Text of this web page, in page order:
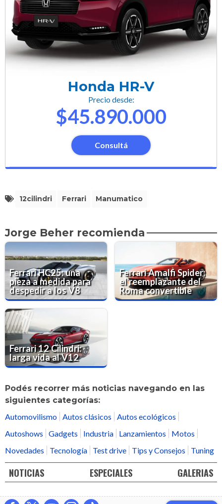
Honda HR-V
Precio desde:
$45.890.000
Consultá
12cilindri Ferrari Manumatico
Jorge Beher recomienda
Ferrari HC25: una
pieza a medida para
despedir a los V8
Ferrari Amalfi Spider:
el reemplazante del
Roma convertible
Ferrari 12 Cilindri:
larga vida al V12
Podés recorrer más noticias navegando en las
siguientes categorías:
Automovilismo Autos clásicos
Autos ecológicos
Autoshows
Gadgets Industria Lanzamientos
Motos
Novedades
Tecnología Test drive Tips y Consejos Tuning
NOTICIAS ESPECIALES GALERIAS